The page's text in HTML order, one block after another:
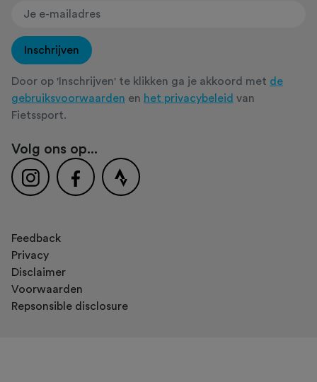
Inschrijven
Door op 'Inschrijven' te klikken ga je akkoord met de
gebruiksvoorwaarden en het privacybeleid van
Fietssport.
Volg ons op...
Feedback
Privacy
Disclaimer
Voorwaarden
Repsonsible disclosure